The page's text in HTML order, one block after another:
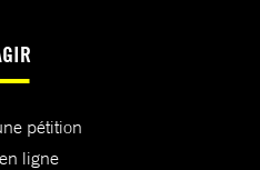
pétition
ligne